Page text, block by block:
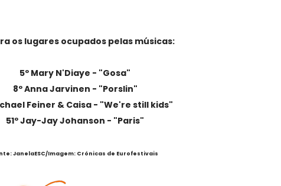
os lugares ocupados pelas músicas:
5º Mary N'Diaye - "Gosa"
8º Anna Jarvinen - "Porslin"
Feiner & Caisa - "We're still kids"
51º Jay-Jay Johanson - "Paris"
JanelaESC/Imagem: Crónicas de Eurofestivais